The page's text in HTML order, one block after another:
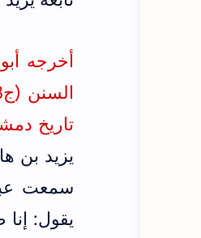
أخرجه
تاريخ دمشق (ج34/ص365) من طريق أبي
يزيد بن
سمعت
يقول: